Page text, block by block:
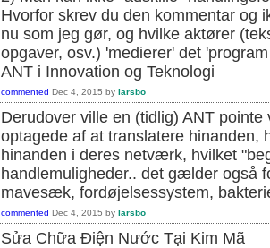
Hvorfor skrev du den kommentar og
nu som jeg gør, og hvilke aktører
opgaver, osv.) 'medierer' det
ANT i Innovation og Teknologi
commented Dec 4, 2015 by larsbo
Derudover ville en (tidlig) ANT
optagede af at translatere hinanden,
hinanden i deres netværk, hvilket
handlemuligheder.. det gælder også
mavesæk, fordøjelsessystem,
commented Dec 4, 2015 by larsbo
Sửa Chữa Điện Nước Tại Kim Mã